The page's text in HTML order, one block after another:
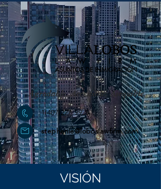
Agradable. Accessible. Asequible.
1(407)227-9935
stephanie@loboslawfirm.com
VISIÓN